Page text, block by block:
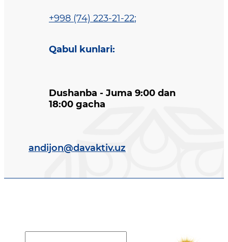
+998 (74) 223-21-22;
Qabul kunlari:
Dushanba - Juma 9:00 dan
18:00 gacha
andijon@davaktiv.uz